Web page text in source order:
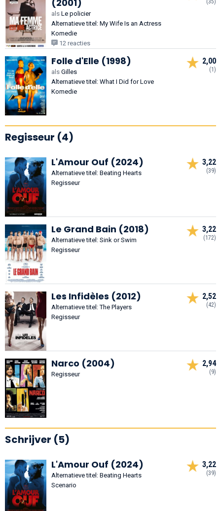
(2001)
als Le policier
Alternatieve titel: My Wife Is an Actress
Komedie
12 reacties
Folle d'Elle (1998)
als Gilles
Alternatieve titel: What I Did for Love
Komedie
2,00
(1)
Regisseur (4)
L'Amour Ouf (2024)
Alternatieve titel: Beating Hearts
Regisseur
3,22
(39)
Le Grand Bain (2018)
Alternatieve titel: Sink or Swim
Regisseur
3,22
(172)
Les Infidèles (2012)
Alternatieve titel: The Players
Regisseur
2,52
(42)
Narco (2004)
Regisseur
2,94
(9)
Schrijver (5)
L'Amour Ouf (2024)
Alternatieve titel: Beating Hearts
Scenario
3,22
(39)